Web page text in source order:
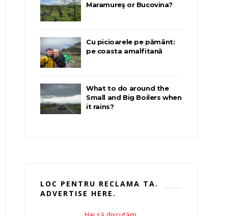
Maramureş or Bucovina?
Cu picioarele pe pământ:
pe coasta amalfitană
What to do around the
Small and Big Boilers when
it rains?
LOC PENTRU RECLAMA TA.
ADVERTISE HERE.